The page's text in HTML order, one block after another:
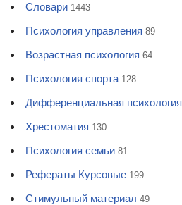
Словари 1443
Психология управления 89
Возрастная психология 64
Психология спорта 128
Дифференциальная психология
Хрестоматия 130
Психология семьи 81
Рефераты Курсовые 199
Стимульный материал 49